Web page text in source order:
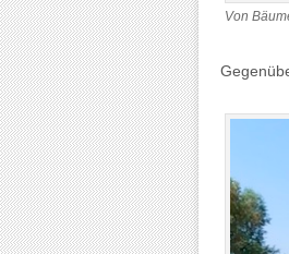
Von